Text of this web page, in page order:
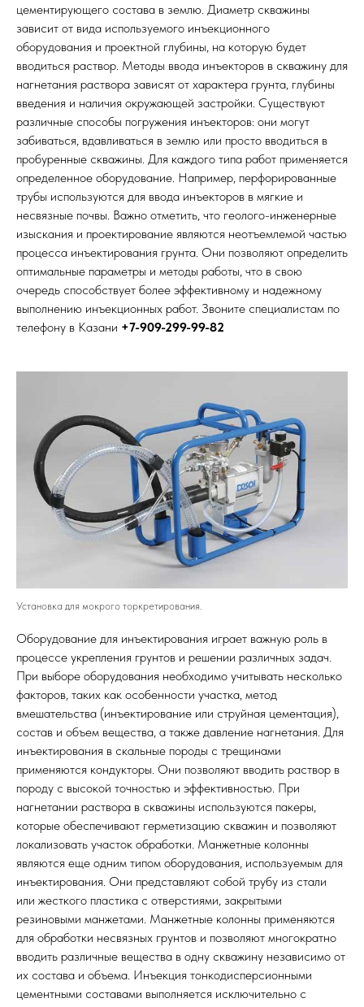
цементирующего состава в землю. Диаметр скважины
зависит от вида используемого инъекционного
оборудования и проектной глубины, на которую будет
вводиться раствор. Методы ввода инъекторов в скважину для
нагнетания раствора зависят от характера грунта, глубины
введения и наличия окружающей застройки. Существуют
различные способы погружения инъекторов: они могут
забиваться, вдавливаться в землю или просто вводиться в
пробуренные скважины. Для каждого типа работ применяется
определенное оборудование. Например, перфорированные
трубы используются для ввода инъекторов в мягкие и
несвязные почвы. Важно отметить, что геолого-инженерные
изыскания и проектирование являются неотъемлемой частью
процесса инъектирования грунта. Они позволяют определить
оптимальные параметры и методы работы, что в свою
очередь способствует более эффективному и надежному
выполнению инъекционных работ. Звоните специалистам по
телефону в Казани +7-909-299-99-82
Установка для мокрого торкретирования.
Оборудование для инъектирования играет важную роль в
процессе укрепления грунтов и решении различных задач.
При выборе оборудования необходимо учитывать несколько
факторов, таких как особенности участка, метод
вмешательства (инъектирование или струйная цементация),
состав и объем вещества, а также давление нагнетания. Для
инъектирования в скальные породы с трещинами
применяются кондукторы. Они позволяют вводить раствор в
породу с высокой точностью и эффективностью. При
нагнетании раствора в скважины используются пакеры,
которые обеспечивают герметизацию скважин и позволяют
локализовать участок обработки. Манжетные колонны
являются еще одним типом оборудования, используемым для
инъектирования. Они представляют собой трубу из стали
или жесткого пластика с отверстиями, закрытыми
резиновыми манжетами. Манжетные колонны применяются
для обработки несвязных грунтов и позволяют многократно
вводить различные вещества в одну скважину независимо от
их состава и объема. Инъекция тонкодисперсионными
цементными составами выполняется исключительно с